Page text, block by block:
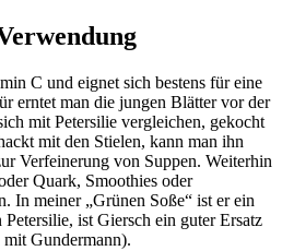
C und eignet sich bestens für eine
erntet man die jungen Blätter vor der
mit Petersilie vergleichen, gekocht
mit den Stielen, kann man ihn
Verfeinerung von Suppen. Weiterhin
Quark, Smoothies oder
In meiner „Grünen Soße“ ist er ein
ist Giersch ein guter Ersatz
Gundermann).